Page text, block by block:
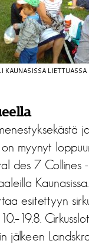
KAUNASISSA
myynyt
des 7 Collines
esitettyyn
jälkeen